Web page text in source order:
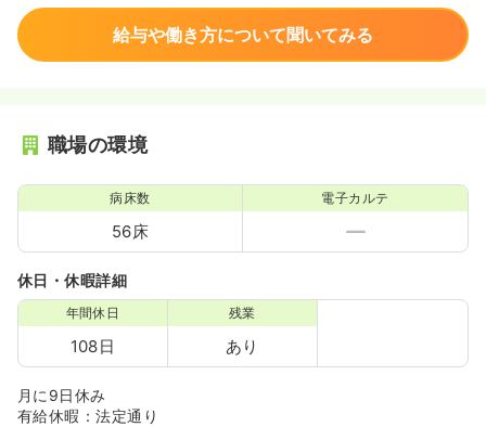
給与や働き方について聞いてみる
職場の環境
病床数
56床
電子カルテ
休日・休暇詳細
年間休日
108日
残業
あり
月に9日休み
有給休暇：法定通り